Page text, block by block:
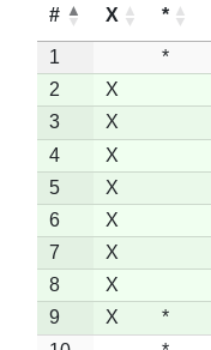
# X *
1 *
2
X
3
X
4
X
5
X
6
X
7
X
8
X
9
X *